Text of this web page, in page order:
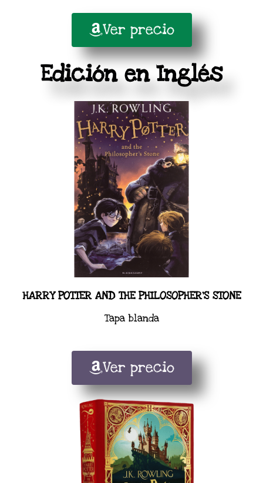
Ver precio
Edición en Inglés
HARRY POTTER AND THE PHILOSOPHER'S STONE
Tapa blanda
Ver precio